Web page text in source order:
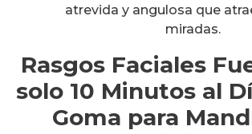
atrevida y angulosa que
miradas.
Rasgos Faciales
solo 10 Minutos al
Goma para